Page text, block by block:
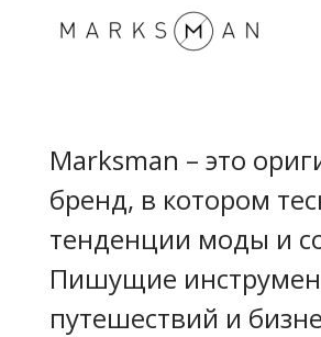
Marksman – это
бренд, в котором
тенденции моды и
Пишущие
путешествий и